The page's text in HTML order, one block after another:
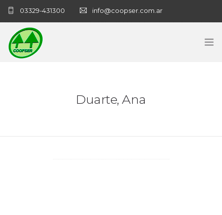
03329-431300 info@coopser.com.ar
Duarte, Ana